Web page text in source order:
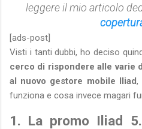
leggere il mio articolo
[ads-post]
Visti i tanti dubbi, ho deciso
cerco di rispondere alle varie
al nuovo gestore mobile Iliad,
funziona e cosa invece magari
1. La promo Iliad